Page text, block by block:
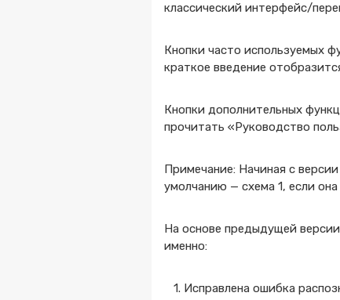
классический интерфейс/
Кнопки часто используемых
краткое введение
Кнопки дополнительных
прочитать «Руководство
Примечание: Начиная с
умолчанию — схема 1, если
На основе предыдущей
именно:
1. Исправлена ошибка